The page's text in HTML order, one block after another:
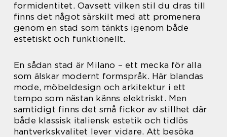
formidentitet. Oavsett vilken stil du dras till
finns det något särskilt med att promenera
genom en stad som tänkts igenom både
estetiskt och funktionellt.
En sådan stad är Milano – ett mecka för alla
som älskar modernt formspråk. Här blandas
mode, möbeldesign och arkitektur i ett
tempo som nästan känns elektriskt. Men
samtidigt finns det små fickor av stillhet där
både klassisk italiensk estetik och tidlös
hantverkskvalitet lever vidare. Att besöka